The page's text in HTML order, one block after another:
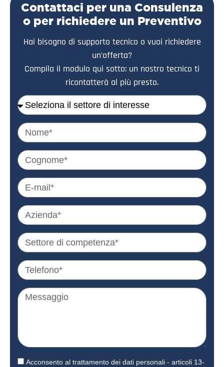
Contattaci per una Consulenza
o per richiedere un Preventivo
Hai bisogno di supporto tecnico o vuoi richiedere
un’offerta?
Compila il modulo qui sotto: un nostro tecnico ti
ricontatterà al più presto.
Acconsento al trattamento dei dati personali - articoli 13-